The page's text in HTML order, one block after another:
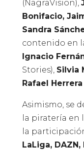
(NagraVision),
Bonifacio,
Sandra
contenido en
Ignacio
Stories), Silvia
Rafael
Asimismo, se
la piratería en
la
LaLiga,